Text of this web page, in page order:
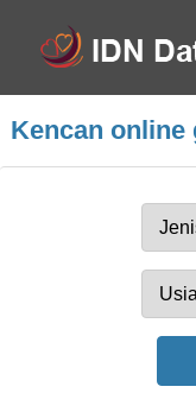
Kencan online